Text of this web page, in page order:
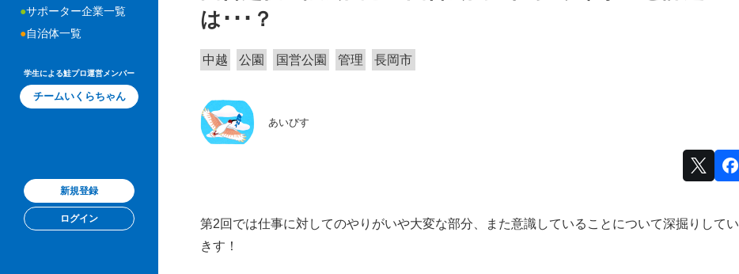
サポーター企業一覧
自治体一覧
学生による鮭プロ運営メンバー
チームいくらちゃん
新規登録
ログイン
は･･･？
中越 公園 国営公園 管理 長岡市
あいびす
第2回では仕事に対してのやりがいや大変な部分、また意識していることについて深掘りしてい
きす！